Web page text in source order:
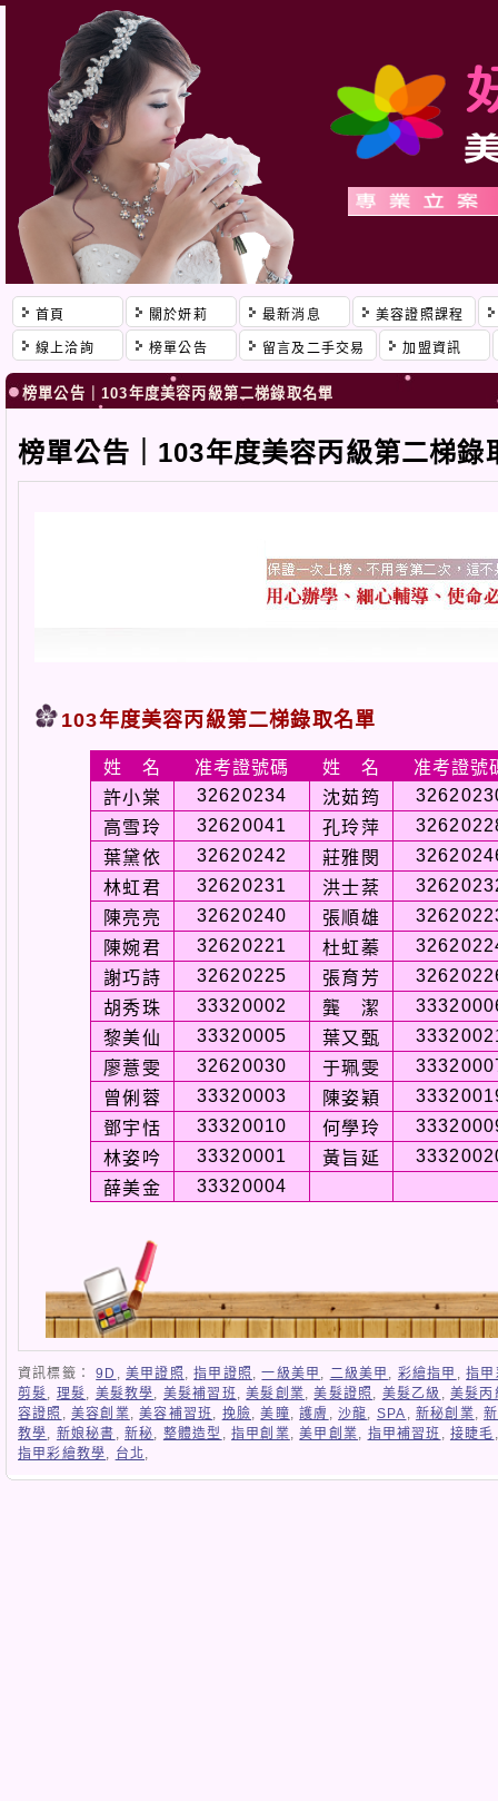
首頁 關於妍莉 最新消息 美容證照課程
線上洽詢 榜單公告 留言及二手交易 加盟資訊
榜單公告｜103年度美容丙級第二梯錄取名單
榜單公告｜103年度美容丙級第二梯錄
103年度美容丙級第二梯錄取名單
姓 名 准考證號碼 姓 名
准考證號
許小棠
32620234 沈茹筠
高雪玲
32620041 孔玲萍
葉黛依
32620242 莊雅閔
林虹君
32620231 洪士棻
陳亮亮
32620240 張順雄
陳婉君
32620221 杜虹蓁
謝巧詩
32620225 張育芳
胡秀珠
33320002 龔 潔
黎美仙
33320005 葉又甄
廖薏雯
32620030 于珮雯
曾俐蓉
33320003 陳姿穎
鄧宇恬
33320010 何學玲
林姿吟
33320001 黃旨延
薛美金
33320004
資訊標籤： 9D ,美甲證照 ,指甲證照 ,一級美甲 , 二級美甲 , 彩繪指甲 ,指甲
剪髮, 理髮, 美髮教學, 美髮補習班 ,美髮創業,美髮證照 , 美髮乙級 , 美髮丙
容證照 ,美容創業,美容補習班 , 挽臉,美瞳,護膚 ,沙龍, SPA , 新秘創業,
教學, 新娘秘書 ,新秘, 整體造型 ,指甲創業,美甲創業, 指甲補習班 , 接睫毛
指甲彩繪教學, 台北,